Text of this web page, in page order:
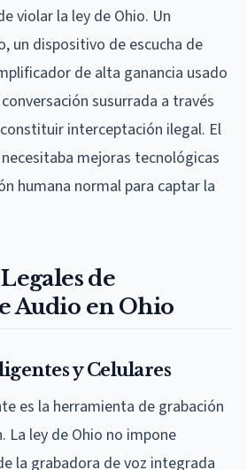
violar la ley de Ohio. Un
un dispositivo de escucha de
de alta ganancia usado
susurrada a través
interceptación ilegal. El
mejoras tecnológicas
humana normal para captar la
de
Audio en Ohio
y Celulares
es la herramienta de grabación
La ley de Ohio no impone
la grabadora de voz integrada